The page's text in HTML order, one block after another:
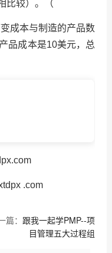
比较）。（
成本与制造的产品数
品成本是10美元，总
.com
篇： 跟我一起学PMP--项
目管理五大过程组